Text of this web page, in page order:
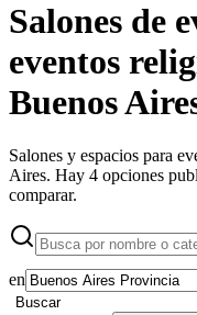
Salones de
eventos
Buenos
Salones y espacios para
Aires. Hay 4 opciones
comparar.
en
Buscar